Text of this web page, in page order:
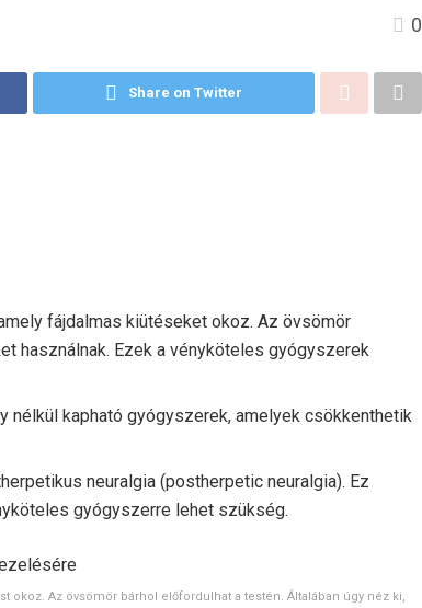
0
Share on Twitter
fájdalmas kiütéseket okoz. Az övsömör
használnak. Ezek a vényköteles gyógyszerek
nélkül kapható gyógyszerek, amelyek csökkenthetik
neuralgia (postherpetic neuralgia). Ez
gyógyszerre lehet szükség.
okoz. Az övsömör bárhol előfordulhat a testén. Általában úgy néz ki,